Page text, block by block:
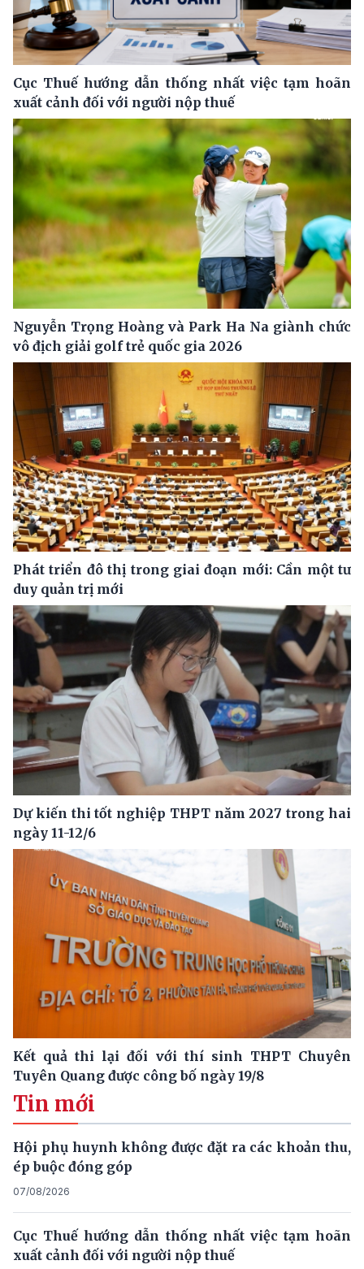
Cục Thuế hướng dẫn thống nhất việc tạm hoãn
xuất cảnh đối với người nộp thuế
Nguyễn Trọng Hoàng và Park Ha Na giành chức
vô địch giải golf trẻ quốc gia 2026
Phát triển đô thị trong giai đoạn mới: Cần một tư
duy quản trị mới
Dự kiến thi tốt nghiệp THPT năm 2027 trong hai
ngày 11-12/6
Kết quả thi lại đối với thí sinh THPT Chuyên
Tuyên Quang được công bố ngày 19/8
Tin mới
Hội phụ huynh không được đặt ra các khoản thu,
ép buộc đóng góp
07/08/2026
Cục Thuế hướng dẫn thống nhất việc tạm hoãn
xuất cảnh đối với người nộp thuế